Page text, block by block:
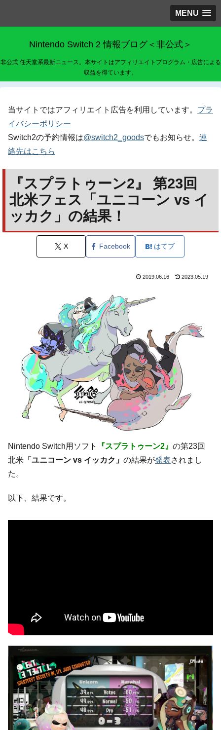
MENU
Nintendo Switch 2 情報ブログ＜非公式＞
非公式 任天堂系最新ニュース。本サイトはアフィリエイトプログラム・広告による
収益を得ています。
当サイトではアフィリエイト広告を利用しています。 プラ
イバシーポリシー
Switch2の予約情報は@switch2_goodsでもお知らせ。 連
絡先はこちら
『スプラトゥーン2』 第23回
北米フェス「ユニコーン vs イ
ッカク」の結果！
X Facebook はてブ
2019.06.16 2023.05.19
Nintendo Switch用ソフト 『スプラトゥーン2』 の第23回
北米 「ユニコーン vs イッカク」 の結果が発表されまし
た。
以下、結果です。